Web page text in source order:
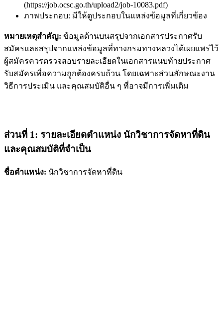
(https://job.ocsc.go.th/upload2/job-10083.pdf)
ภาพประกอบ: มีให้ดูประกอบในแหล่งข้อมูลที่เกี่ยวข้อง
หมายเหตุสำคัญ: ข้อมูลด้านบนสรุปจากเอกสารประกาศรับ
สมัครและสรุปจากแหล่งข้อมูลที่ทางกรมทางหลวงได้เผยแพร่ไว้
ผู้สมัครควรตรวจสอบรายละเอียดในเอกสารแนบท้ายประกาศ
รับสมัครเพื่อความถูกต้องครบถ้วน โดยเฉพาะส่วนลักษณะงาน
วิธีการประเมิน และคุณสมบัติอื่น ๆ ที่อาจมีการเพิ่มเติม
ส่วนที่ 1: รายละเอียดตำแหน่ง นักวิชาการจัดหาที่ดิน
และคุณสมบัติที่จำเป็น
ชื่อตำแหน่ง: นักวิชาการจัดหาที่ดิน